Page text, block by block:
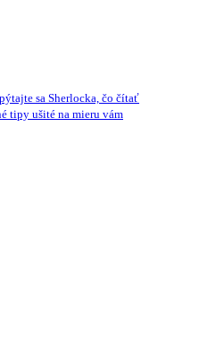
sa Sherlocka, čo čítať
tipy ušité na mieru vám